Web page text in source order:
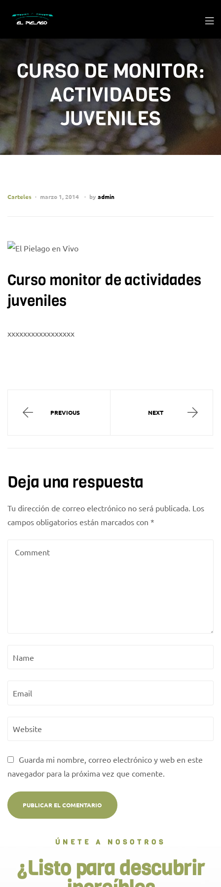
CURSO DE MONITOR:
ACTIVIDADES
JUVENILES
Carteles marzo 1, 2014 by admin
Curso monitor de actividades
juveniles
xxxxxxxxxxxxxxxxx
PREVIOUS NEXT
Deja una respuesta
Tu dirección de correo electrónico no será publicada. Los
campos obligatorios están marcados con *
Guarda mi nombre, correo electrónico y web en este
navegador para la próxima vez que comente.
ÚNETE A NOSOTROS
¿Listo para descubrir